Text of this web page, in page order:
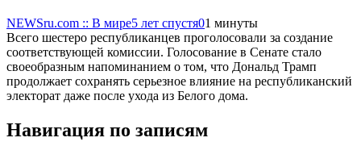
NEWSru.com :: В мире5 лет спустя01 минуты
Всего шестеро республиканцев проголосовали за создание
соответствующей комиссии. Голосование в Сенате стало
своеобразным напоминанием о том, что Дональд Трамп
продолжает сохранять серьезное влияние на республиканский
электорат даже после ухода из Белого дома.
Навигация по записям